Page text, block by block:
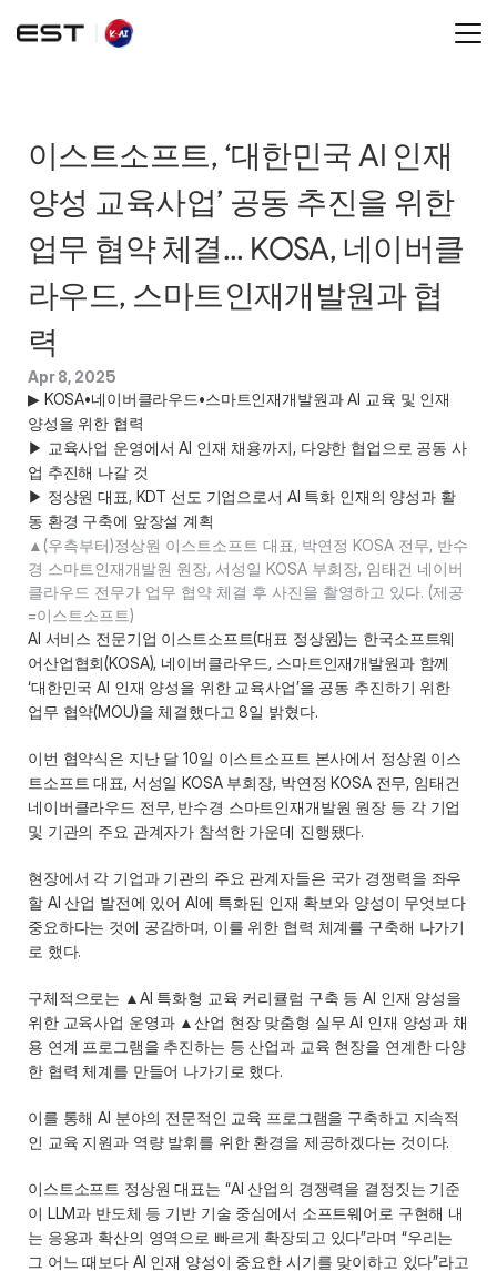
이스트소프트, ‘대한민국 AI 인재
양성 교육사업’ 공동 추진을 위한
업무 협약 체결... KOSA, 네이버클
라우드, 스마트인재개발원과 협
력
Apr 8, 2025
▶ KOSA•네이버클라우드•스마트인재개발원과 AI 교육 및 인재
양성을 위한 협력
▶ 교육사업 운영에서 AI 인재 채용까지, 다양한 협업으로 공동 사
업 추진해 나갈 것
▶ 정상원 대표, KDT 선도 기업으로서 AI 특화 인재의 양성과 활
동 환경 구축에 앞장설 계획
▲(우측부터)정상원 이스트소프트 대표, 박연정 KOSA 전무, 반수
경 스마트인재개발원 원장, 서성일 KOSA 부회장, 임태건 네이버
클라우드 전무가 업무 협약 체결 후 사진을 촬영하고 있다. (제공
=이스트소프트)
AI 서비스 전문기업 이스트소프트(대표 정상원)는 한국소프트웨
어산업협회(KOSA), 네이버클라우드, 스마트인재개발원과 함께
‘대한민국 AI 인재 양성을 위한 교육사업’을 공동 추진하기 위한
업무 협약(MOU)을 체결했다고 8일 밝혔다.
이번 협약식은 지난 달 10일 이스트소프트 본사에서 정상원 이스
트소프트 대표, 서성일 KOSA 부회장, 박연정 KOSA 전무, 임태건
네이버클라우드 전무, 반수경 스마트인재개발원 원장 등 각 기업
및 기관의 주요 관계자가 참석한 가운데 진행됐다.
현장에서 각 기업과 기관의 주요 관계자들은 국가 경쟁력을 좌우
할 AI 산업 발전에 있어 AI에 특화된 인재 확보와 양성이 무엇보다
중요하다는 것에 공감하며, 이를 위한 협력 체계를 구축해 나가기
로 했다.
구체적으로는 ▲AI 특화형 교육 커리큘럼 구축 등 AI 인재 양성을
위한 교육사업 운영과 ▲산업 현장 맞춤형 실무 AI 인재 양성과 채
용 연계 프로그램을 추진하는 등 산업과 교육 현장을 연계한 다양
한 협력 체계를 만들어 나가기로 했다.
이를 통해 AI 분야의 전문적인 교육 프로그램을 구축하고 지속적
인 교육 지원과 역량 발휘를 위한 환경을 제공하겠다는 것이다.
이스트소프트 정상원 대표는 “AI 산업의 경쟁력을 결정짓는 기준
이 LLM과 반도체 등 기반 기술 중심에서 소프트웨어로 구현해 내
는 응용과 확산의 영역으로 빠르게 확장되고 있다”라며 “우리는
그 어느 때보다 AI 인재 양성이 중요한 시기를 맞이하고 있다”라고